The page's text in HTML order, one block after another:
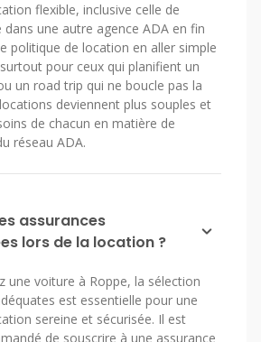
flexible, inclusive celle de
dans une autre agence ADA en fin
politique de location en aller simple
pour ceux qui planifient un
un road trip qui ne boucle pas la
deviennent plus souples et
de chacun en matière de
réseau ADA.
assurances
lors de la location ?
une voiture à Roppe, la sélection
est essentielle pour une
sereine et sécurisée. Il est
de souscrire à une assurance